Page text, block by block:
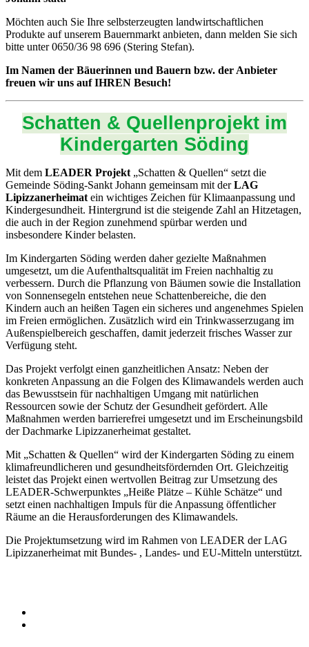
Möchten auch Sie Ihre selbsterzeugten landwirtschaftlichen
Produkte auf unserem Bauernmarkt anbieten, dann melden Sie sich
bitte unter 0650/36 98 696 (Stering Stefan).
Im Namen der Bäuerinnen und Bauern bzw. der Anbieter
freuen wir uns auf IHREN Besuch!
Schatten & Quellenprojekt im
Kindergarten Söding
Mit dem LEADER Projekt „Schatten & Quellen“ setzt die
Gemeinde Söding-Sankt Johann gemeinsam mit derLAG
Lipizzanerheimat ein wichtiges Zeichen für Klimaanpassung und
Kindergesundheit. Hintergrund ist die steigende Zahl an Hitzetagen,
die auch in der Region zunehmend spürbar werden und
insbesondere Kinder belasten.
Im Kindergarten Söding werden daher gezielte Maßnahmen
umgesetzt, um die Aufenthaltsqualität im Freien nachhaltig zu
verbessern. Durch die Pflanzung von Bäumen sowie die Installation
von Sonnensegeln entstehen neue Schattenbereiche, die den
Kindern auch an heißen Tagen ein sicheres und angenehmes Spielen
im Freien ermöglichen. Zusätzlich wird ein Trinkwasserzugang im
Außenspielbereich geschaffen, damit jederzeit frisches Wasser zur
Verfügung steht.
Das Projekt verfolgt einen ganzheitlichen Ansatz: Neben der
konkreten Anpassung an die Folgen des Klimawandels werden auch
das Bewusstsein für nachhaltigen Umgang mit natürlichen
Ressourcen sowie der Schutz der Gesundheit gefördert. Alle
Maßnahmen werden barrierefrei umgesetzt und im Erscheinungsbild
der Dachmarke Lipizzanerheimat gestaltet.
Mit „Schatten & Quellen“ wird der Kindergarten Söding zu einem
klimafreundlicheren und gesundheitsfördernden Ort. Gleichzeitig
leistet das Projekt einen wertvollen Beitrag zur Umsetzung des
LEADER-Schwerpunktes „Heiße Plätze – Kühle Schätze“ und
setzt einen nachhaltigen Impuls für die Anpassung öffentlicher
Räume an die Herausforderungen des Klimawandels.
Die Projektumsetzung wird im Rahmen von LEADER der LAG
Lipizzanerheimat mit Bundes- , Landes- und EU-Mitteln unterstützt.